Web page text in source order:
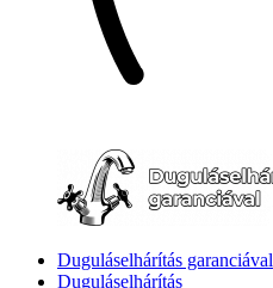
Duguláselhárítás garanciával
Duguláselhárítás